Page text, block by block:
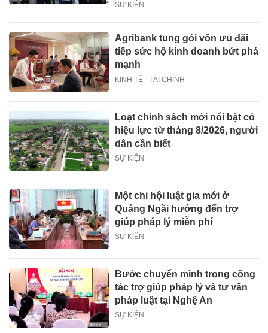
SỰ KIỆN
Agribank tung gói vốn ưu đãi
tiếp sức hộ kinh doanh bứt phá
mạnh
KINH TẾ - TÀI CHÍNH
Loạt chính sách mới nổi bật có
hiệu lực từ tháng 8/2026, người
dân cần biết
SỰ KIỆN
Một chi hội luật gia mới ở
Quảng Ngãi hướng đến trợ
giúp pháp lý miễn phí
SỰ KIỆN
Bước chuyển mình trong công
tác trợ giúp pháp lý và tư vấn
pháp luật tại Nghệ An
SỰ KIỆN